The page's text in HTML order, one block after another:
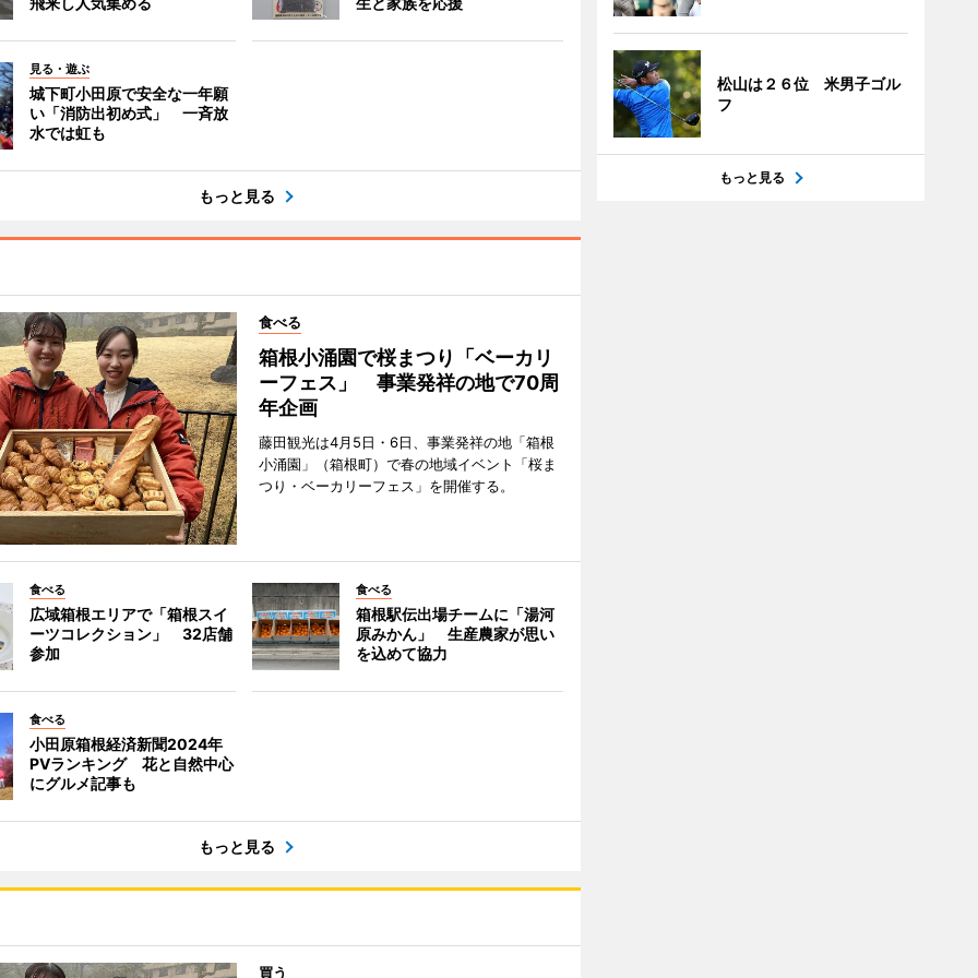
見る・遊ぶ
城下町小田原で安全な一年願
い「消防出初め式」 一斉放
水では虹も
もっと見る
食べる
箱根小涌園で桜まつり「ベーカリ
ーフェス」 事業発祥の地で70周
年企画
藤田観光は4月5日・6日、事業発祥の地「箱根
小涌園」（箱根町）で春の地域イベント「桜ま
つり・ベーカリーフェス」を開催する。
食べる
広域箱根エリアで「箱根スイ
ーツコレクション」 32店舗
参加
食べる
箱根駅伝出場チームに「湯河
原みかん」 生産農家が思い
を込めて協力
食べる
小田原箱根経済新聞2024年
PVランキング 花と自然中心
にグルメ記事も
もっと見る
買う
松山は２６位 米男子ゴル
フ
もっと見る